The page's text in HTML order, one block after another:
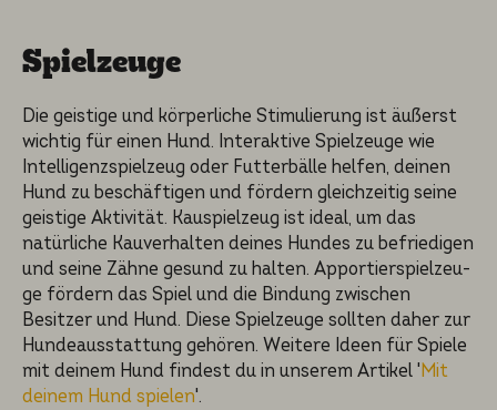
Spielzeu­ge
Die geisti­ge und körper­li­che Stimulie­rung ist äußerst
wichtig für einen Hund. Interak­ti­ve Spielzeu­ge wie
Intelli­genz­spiel­zeug oder Futter­bäl­le helfen, deinen
Hund zu beschäf­ti­gen und fördern gleich­zei­tig seine
geisti­ge Aktivi­tät. Kauspiel­zeug ist ideal, um das
natürli­che Kauver­hal­ten deines Hundes zu befrie­di­gen
und seine Zähne gesund zu halten. Apportier­spiel­zeu­
ge fördern das Spiel und die Bindung zwischen
Besitzer und Hund. Diese Spielzeu­ge sollten daher zur
Hundeaus­stat­tung gehören. Weitere Ideen für Spiele
mit deinem Hund findest du in unserem Artikel 'Mit
deinem Hund spielen'.